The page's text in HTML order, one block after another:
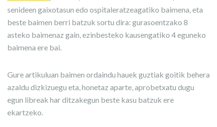
senideen gaixotasun edo ospitaleratzeagatiko baimena, eta
beste baimen berri batzuk sortu dira: gurasoentzako 8
asteko baimenaz gain, ezinbesteko kausengatiko 4 eguneko
baimena ere bai.
Gure artikuluan baimen ordaindu hauek guztiak goitik behera
azaldu dizkizuegu eta, honetaz aparte, aprobetxatu dugu
egun libreak har ditzakegun beste kasu batzuk ere
ekartzeko.